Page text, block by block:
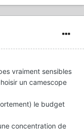
vraiment sensibles
un camescope
le budget
concentration de